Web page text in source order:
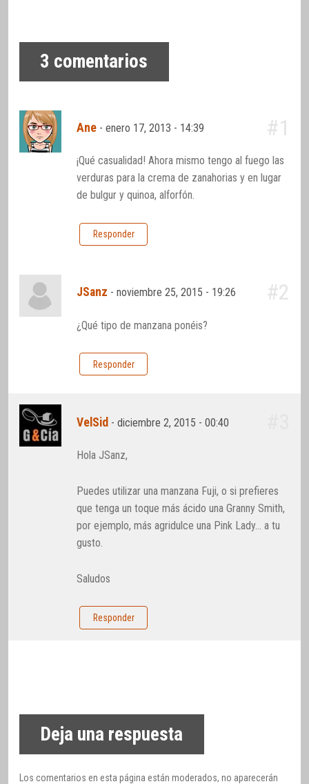
3 comentarios
Ane -enero 17, 2013 - 14:39 #1
¡Qué casualidad! Ahora mismo tengo al fuego las
verduras para la crema de zanahorias y en lugar
de bulgur y quinoa, alforfón.
Responder
JSanz -noviembre 25, 2015 - 19:26 #2
¿Qué tipo de manzana ponéis?
Responder
VelSid -diciembre 2, 2015 - 00:40
Hola JSanz,
Puedes utilizar una manzana Fuji, o si prefieres
que tenga un toque más ácido una Granny Smith,
por ejemplo, más agridulce una Pink Lady… a tu
gusto.
Saludos
Responder
Deja una respuesta
Los comentarios en esta página están moderados, no aparecerán